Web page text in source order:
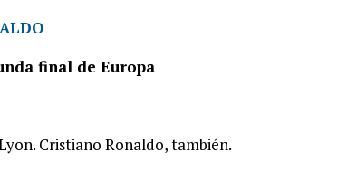
final de Europa
Cristiano Ronaldo, también.